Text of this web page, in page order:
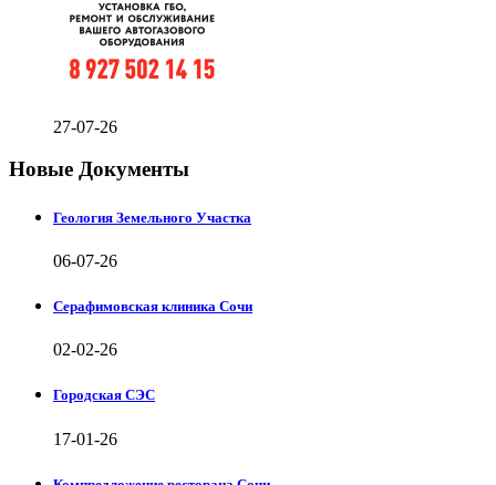
27-07-26
Новые Документы
Геология Земельного Участка
06-07-26
Серафимовская клиника Сочи
02-02-26
Городская СЭС
17-01-26